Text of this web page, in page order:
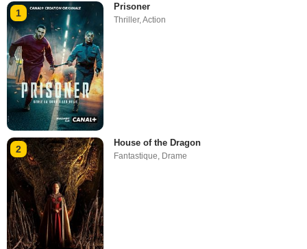
1
Prisoner
Thriller,Action
2
House of the Dragon
Fantastique Drame